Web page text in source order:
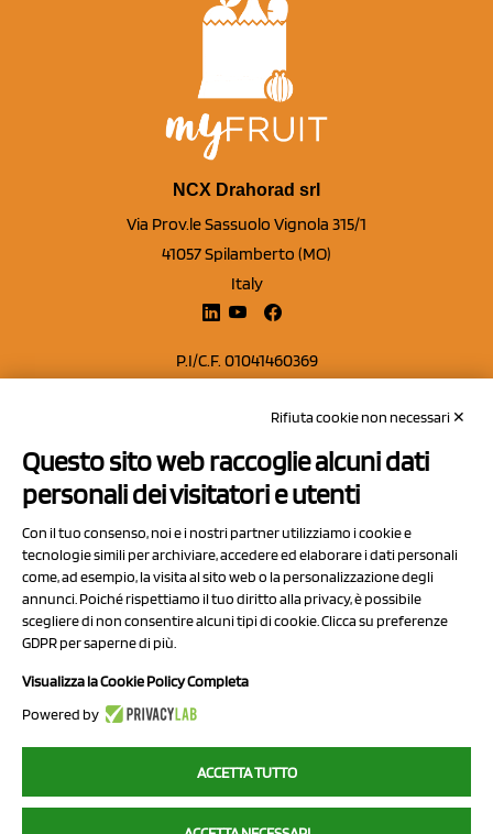
NCX Drahorad srl
Via Prov.le Sassuolo Vignola 315/1
41057 Spilamberto (MO)
Italy
P.I/C.F. 01041460369
Capitale sociale Euro 50.000,00 i.v.
Contatti
Privacy Policy
Cookie Policy
Chi Siamo
2023 NCX Drahorad srl - All rights reserved
myfruit.it è parte del network diNCX DRAHORAD
Rifiuta cookie non necessari ✕
Questo sito web raccoglie alcuni dati
personali dei visitatori e utenti
Con il tuo consenso, noi e i nostri partner utilizziamo i cookie e
tecnologie simili per archiviare, accedere ed elaborare i dati personali
come, ad esempio, la visita al sito web o la personalizzazione degli
annunci. Poiché rispettiamo il tuo diritto alla privacy, è possibile
scegliere di non consentire alcuni tipi di cookie. Clicca su preferenze
GDPR per saperne di più.
Visualizza la Cookie Policy Completa
Powered by
ACCETTA TUTTO